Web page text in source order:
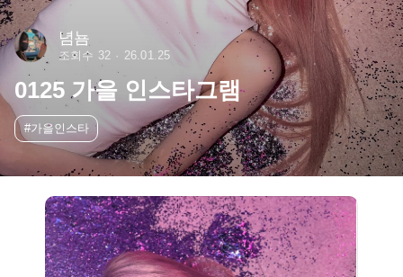
념뇸
조회수 32 26.01.25
0125 가을 인스타그램
#가을인스타